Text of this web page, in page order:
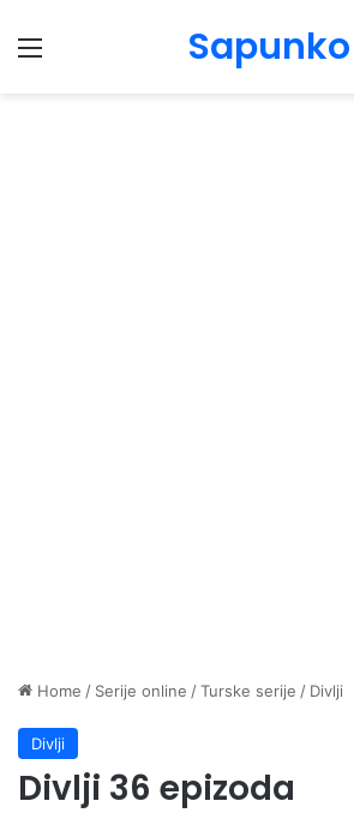
Menu Sapunko
Home / Serije online /Turske serije / Divlji
Divlji
Divlji 36 epizoda